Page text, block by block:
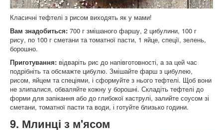
Класичні тефтелі з рисом виходять як у мами!
Вам знадобиться: 700 г змішаного фаршу, 2 цибулини, 100 г
рису, по 100 г сметани та томатної пасти, 1 яйце, спеції, зелень,
борошно.
Приготування: відваріть рис до напівготовності, а за цей час
подрібніть та обсмажте цибулю. Змішайте фарш з цибулею,
рисом, яйцем та спеціями, і сформуйте з нього тефтелі. Щоб вони
не злипалися, обваляйте кожну у борошні. Складіть тефтелі до
форми для запікання або до глибокої каструлі, залийте соусом зі
сметани, томатної пасти та води, і готуйте близько години.
9. Млинці з м'ясом